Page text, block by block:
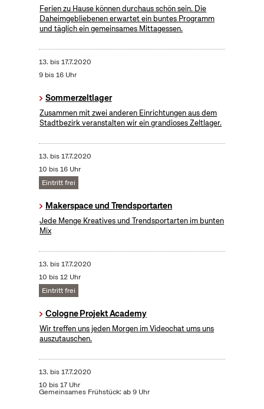
Ferien zu Hause können durchaus schön sein. Die
Daheimgebliebenen erwartet ein buntes Programm
und täglich ein gemeinsames Mittagessen.
13. bis17.7.2020
9 bis 16 Uhr
Sommerzeltlager
Zusammen mit zwei anderen Einrichtungen aus dem
Stadtbezirk veranstalten wir ein grandioses Zeltlager.
13. bis17.7.2020
10 bis 16 Uhr
Eintritt frei
Makerspace und Trendsportarten
Jede Menge Kreatives und Trendsportarten im bunten
Mix
13. bis17.7.2020
10 bis 12 Uhr
Eintritt frei
Cologne Projekt Academy
Wir treffen uns jeden Morgen im Videochat ums uns
auszutauschen.
13. bis17.7.2020
10 bis 17 Uhr
Gemeinsames Frühstück: ab 9 Uhr